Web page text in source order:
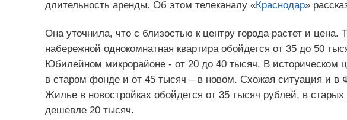
длительность аренды. Об этом телеканалу «Краснодар»
Она уточнила, что с близостью к центру города растет и цена.
набережной однокомнатная квартира обойдется от 35 до 50
Юбилейном микрорайоне - от 20 до 40 тысяч. В историческом
в старом фонде и от 45 тысяч – в новом. Схожая ситуация и в
Жилье в новостройках обойдется от 35 тысяч рублей, в
дешевле 20 тысяч.